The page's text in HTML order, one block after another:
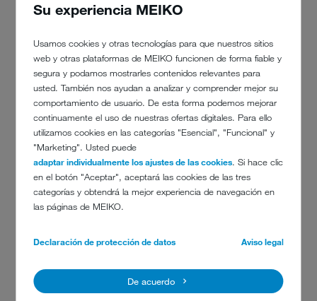
Su experiencia MEIKO
Usamos cookies y otras tecnologías para que nuestros sitios
web y otras plataformas de MEIKO funcionen de forma fiable y
segura y podamos mostrarles contenidos relevantes para
usted. También nos ayudan a analizar y comprender mejor su
comportamiento de usuario. De esta forma podemos mejorar
continuamente el uso de nuestras ofertas digitales. Para ello
utilizamos cookies en las categorías "Esencial", "Funcional" y
"Marketing". Usted puede
adaptar individualmente los ajustes de las cookies. Si hace clic
en el botón "Aceptar", aceptará las cookies de las tres
categorías y obtendrá la mejor experiencia de navegación en
las páginas de MEIKO.
Declaración de protección de datos Aviso legal
De acuerdo
Localidad
Estado / provincia
País